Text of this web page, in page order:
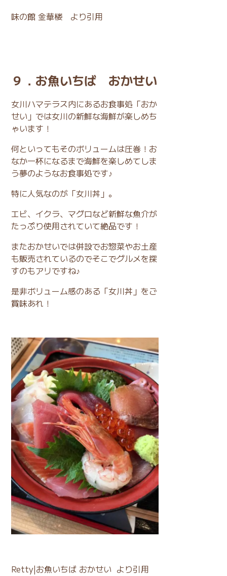
味の館 金華楼 より引用
９．お魚いちば おかせい
女川ハマテラス内にあるお食事処「おか
せい」では女川の新鮮な海鮮が楽しめち
ゃいます！
何といってもそのボリュームは圧巻！お
なか一杯になるまで海鮮を楽しめてしま
う夢のようなお食事処です♪
特に人気なのが「女川丼」。
エビ、イクラ、マグロなど新鮮な魚介が
たっぷり使用されていて絶品です！
またおかせいでは併設でお惣菜やお土産
も販売されているのでそこでグルメを探
すのもアリですね♪
是非ボリューム感のある「女川丼」をご
賞味あれ！
Retty|お魚いちば おかせい より引用